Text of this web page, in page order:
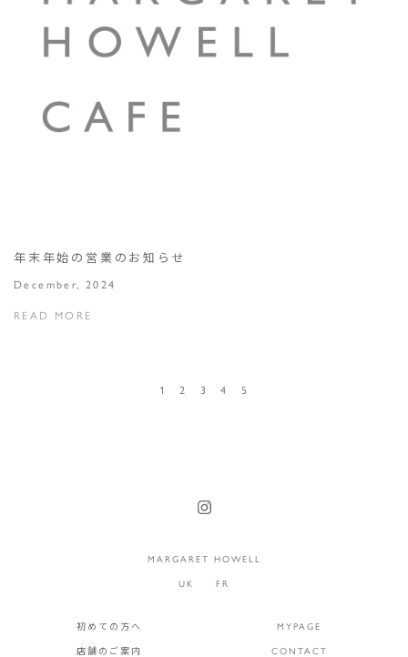
年末年始の営業のお知らせ
December, 2024
READ MORE
1 2 3 4 5
MARGARET HOWELL
UK
FR
初めての方へ
店舗のご案内
MYPAGE
CONTACT